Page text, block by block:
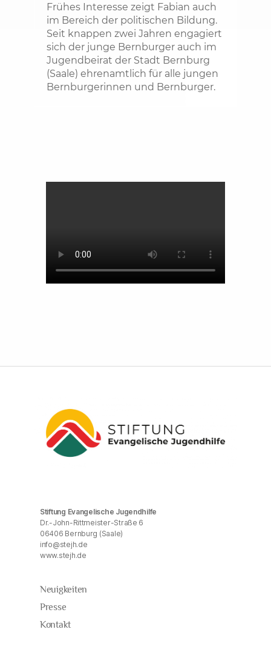
Frühes Interesse zeigt Fabian auch
im Bereich der politischen Bildung.
Seit knappen zwei Jahren engagiert
sich der junge Bernburger auch im
Jugendbeirat der Stadt Bernburg
(Saale) ehrenamtlich für alle jungen
Bernburgerinnen und Bernburger.
Stiftung Evangelische Jugendhilfe
Dr.-John-Rittmeister-Straße 6
06406 Bernburg (Saale)
info@stejh.de
www.stejh.de
Neuigkeiten
Presse
Kontakt